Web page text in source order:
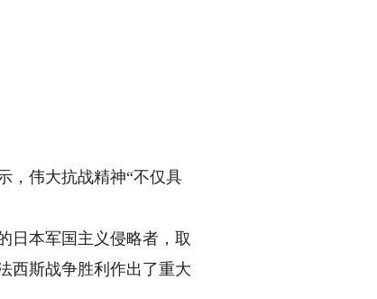
伟大抗战精神“不仅具
本军国主义侵略者，取
西斯战争胜利作出了重大